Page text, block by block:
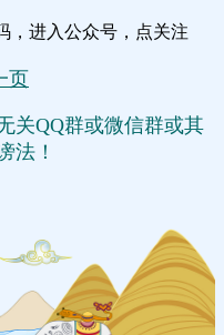
，进入公众号，点关注
页
关QQ群或微信群或其
法！